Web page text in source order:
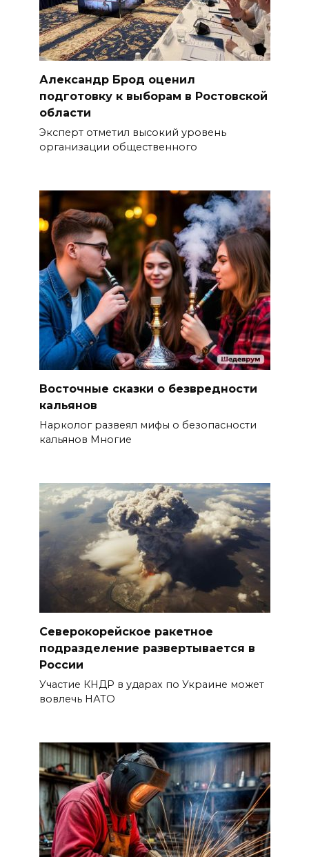
Александр Брод оценил
подготовку к выборам в Ростовской
области
Эксперт отметил высокий уровень
организации общественного
Восточные сказки о безвредности
кальянов
Нарколог развеял мифы о безопасности
кальянов Многие
Северокорейское ракетное
подразделение развертывается в
России
Участие КНДР в ударах по Украине может
вовлечь НАТО